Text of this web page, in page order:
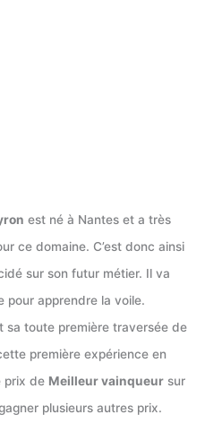
est né à Nantes et a très
ce domaine. C’est donc ainsi
sur son futur métier. Il va
pour apprendre la voile.
sa toute première traversée de
première expérience en
prix de Meilleur vainqueur sur
plusieurs autres prix.